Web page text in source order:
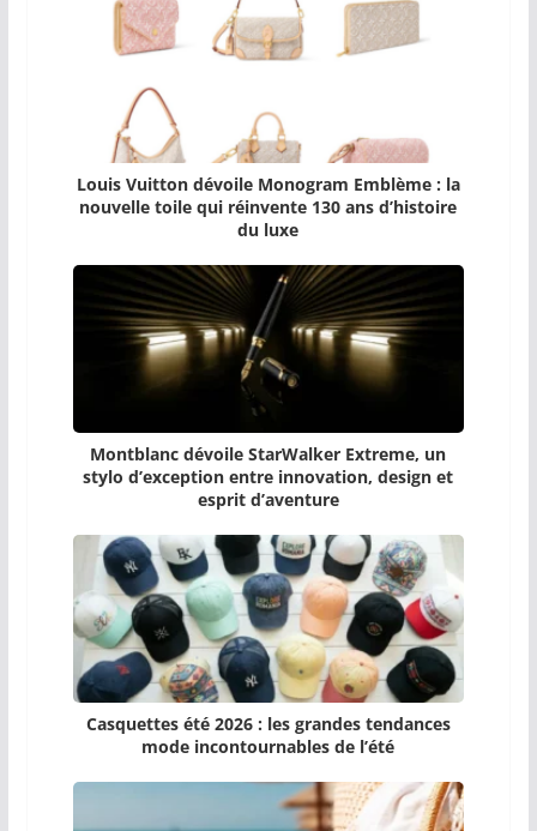
Louis Vuitton dévoile Monogram Emblème : la
nouvelle toile qui réinvente 130 ans d’histoire
du luxe
Montblanc dévoile StarWalker Extreme, un
stylo d’exception entre innovation, design et
esprit d’aventure
Casquettes été 2026 : les grandes tendances
mode incontournables de l’été